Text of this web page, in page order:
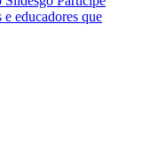
educadores que